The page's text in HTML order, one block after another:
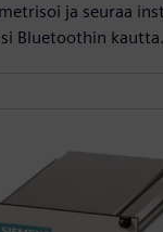
ja seuraa
Bluetoothin kautta.